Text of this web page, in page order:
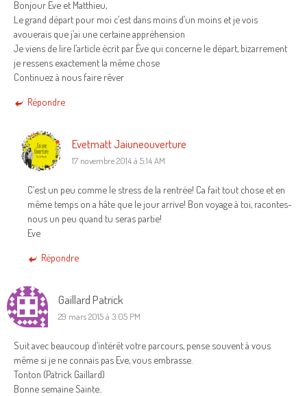
Bonjour Eve et Matthieu,
Le grand départ pour moi c’est dans moins d’un moins et je vois
avouerais que j’ai une certaine appréhension
Je viens de lire l’article écrit par Ève qui concerne le départ, bizarrement
je ressens exactement la même chose
Continuez à nous faire rêver
Répondre
Evetmatt Jaiuneouverture
17 novembre 2014 à 5:14 AM
C’est un peu comme le stress de la rentrée! Ca fait tout chose et en
même temps on a hâte que le jour arrive! Bon voyage à toi, racontes-
nous un peu quand tu seras partie!
Eve
Répondre
Gaillard Patrick
29 mars 2015 à 3:05 PM
Suit avec beaucoup d’intérêt votre parcours, pense souvent à vous
même si je ne connais pas Eve, vous embrasse.
Tonton (Patrick Gaillard)
Bonne semaine Sainte..